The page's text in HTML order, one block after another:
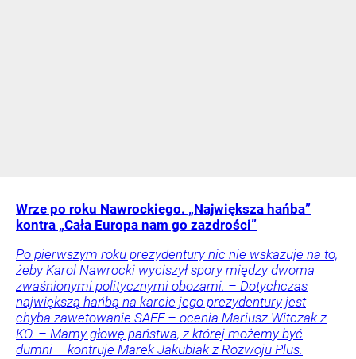
Wrze po roku Nawrockiego. „Największa hańba”
kontra „Cała Europa nam go zazdrości”
Po pierwszym roku prezydentury nic nie wskazuje na to,
żeby Karol Nawrocki wyciszył spory między dwoma
zwaśnionymi politycznymi obozami. – Dotychczas
największą hańbą na karcie jego prezydentury jest
chyba zawetowanie SAFE – ocenia Mariusz Witczak z
KO. – Mamy głowę państwa, z której możemy być
dumni – kontruje Marek Jakubiak z Rozwoju Plus.